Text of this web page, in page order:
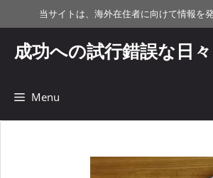
ン
当サイトは、海外在住者に向けて情報を
成功への試行錯誤な日々
Menu